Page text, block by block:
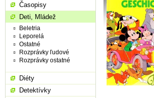
Časopisy
Deti, Mládež
Beletria
Leporelá
Ostatné
Rozprávky ľudové
Rozprávky ostatné
Diéty
Detektívky